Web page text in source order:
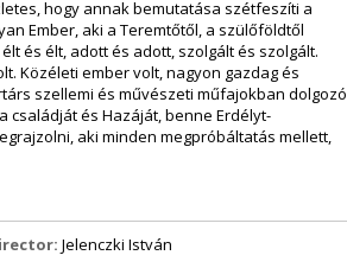
hogy annak bemutatása szétfeszíti a
Ember, aki a Teremtőtől, a szülőföldtől
és élt, adott és adott, szolgált és szolgált.
Közéleti ember volt, nagyon gazdag és
szellemi és művészeti műfajokban dolgozó
családját és Hazáját, benne Erdélyt-
aki minden megpróbáltatás mellett,
Jelenczki István